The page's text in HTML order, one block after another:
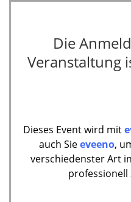
Die
Veranstaltung
Dieses Event wird mit
auch Sieeveeno,
verschiedenster Art